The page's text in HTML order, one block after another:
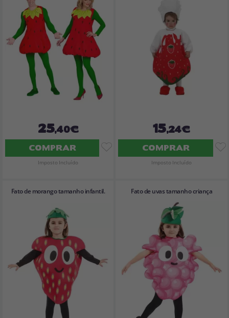
25,40€
COMPRAR
Imposto Incluído
15,24€
COMPRAR
Imposto Incluído
Fato de morango tamanho infantil. Fato de uvas tamanho criança